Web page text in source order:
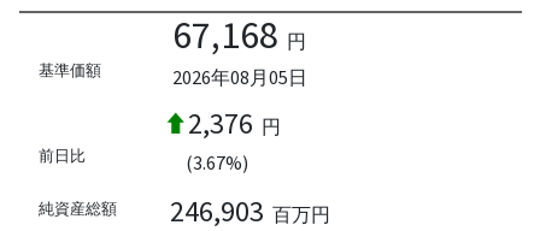
基準価額
67,168 円
2026年08月05日
前日比
2,376 円
(3.67%)
純資産総額 246,903 百万円